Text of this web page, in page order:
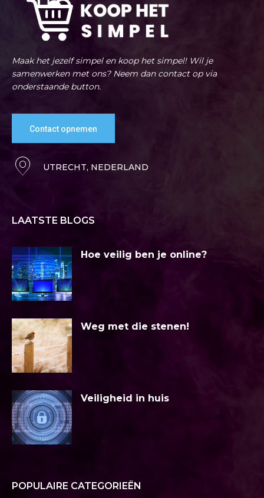
Maak het jezelf simpel en koop het simpel! Wil je
samenwerken met ons? Neem dan contact op via
onderstaande button.
Contact opnemen
UTRECHT, NEDERLAND
LAATSTE BLOGS
Hoe veilig ben je online?
Weg met die stenen!
Veiligheid in huis
POPULAIRE CATEGORIEËN